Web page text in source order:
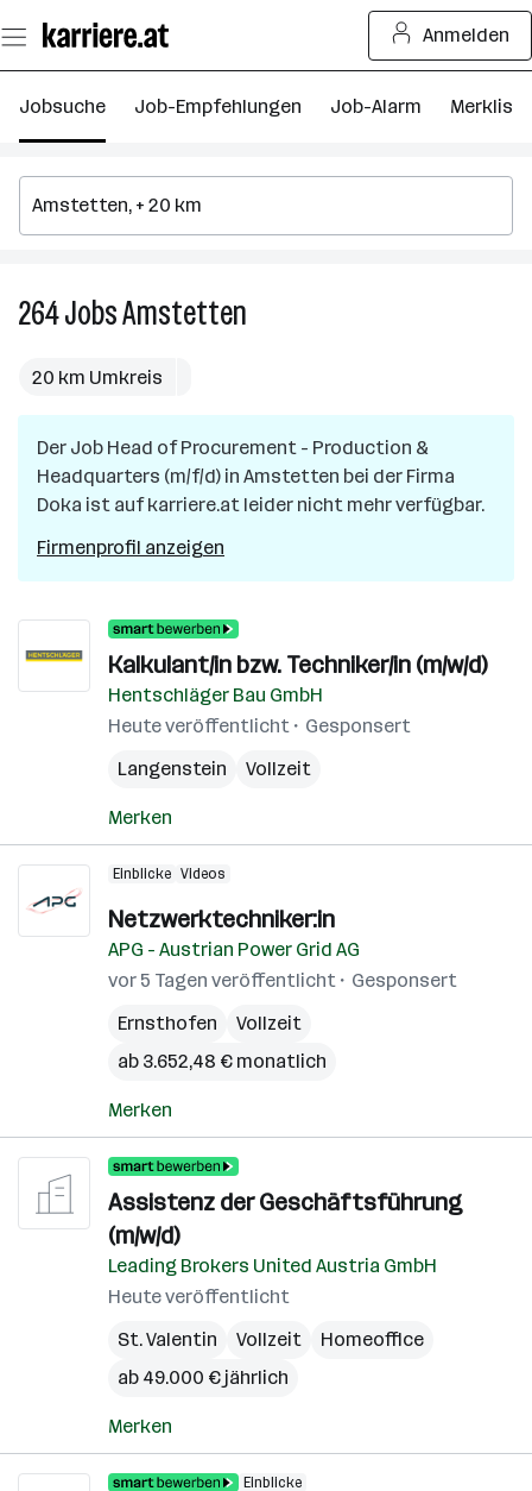
Seiteninhalt
springen
Anmelden
Jobsuche Job-Empfehlungen Job-Alarm Merkliste
264JobsAmstetten
20 km Umkreis
Der Job Head of Procurement - Production &
Headquarters (m/f/d) in Amstetten bei der Firma
Doka ist auf karriere.at leider nicht mehr verfügbar.
Firmenprofil anzeigen
Kalkulant/in bzw. Techniker/in (m/w/d)
Hentschläger Bau GmbH
Heute veröffentlicht
Gesponsert
Langenstein
Vollzeit
Merken
Einblicke Videos
Netzwerktechniker:in
APG - Austrian Power Grid AG
vor 5 Tagen veröffentlicht
Gesponsert
Ernsthofen
Vollzeit
ab 3.652,48 € monatlich
Merken
Assistenz der Geschäftsführung
(m/w/d)
Leading Brokers United Austria GmbH
Heute veröffentlicht
St. Valentin
Vollzeit
Homeoffice
ab 49.000 € jährlich
Merken
Einblicke